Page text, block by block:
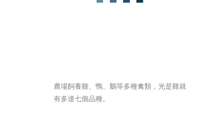
農場飼養雞、鴨、鵝等多種禽類，光是雞就
有多達七個品種。